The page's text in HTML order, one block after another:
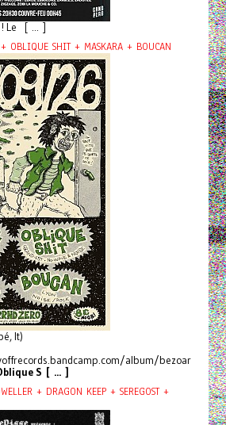
Le [ ... ]
OBLIQUE SHIT + MASKARA + BOUCAN
It)
album/bezoar
S [ ... ]
+ DRAGON KEEP + SEREGOST +